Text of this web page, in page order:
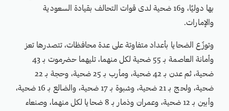
بها دوليًا، و16 ضحية لدى قوات التحالف بقيادة السعودية
والإمارات.
وتوزّع الضحايا بأعداد متفاوتة على عدة محافظات، تتصدرها تعز
وأمانة العاصمة بـ 55 ضحية لكل منهما، تليهما حضرموت بـ 43
ضحية، ثم عدن بـ 42 ضحية، ومأرب بـ 25 ضحية، وحجة بـ 22
ضحية، ولحج بـ 21 ضحية، وشبوة بـ 17 ضحية، والضالع بـ 16 ضحية،
وأبين بـ 12 ضحية، وعمران وذمار بـ 8 ضحايا لكل منهما، وصنعاء